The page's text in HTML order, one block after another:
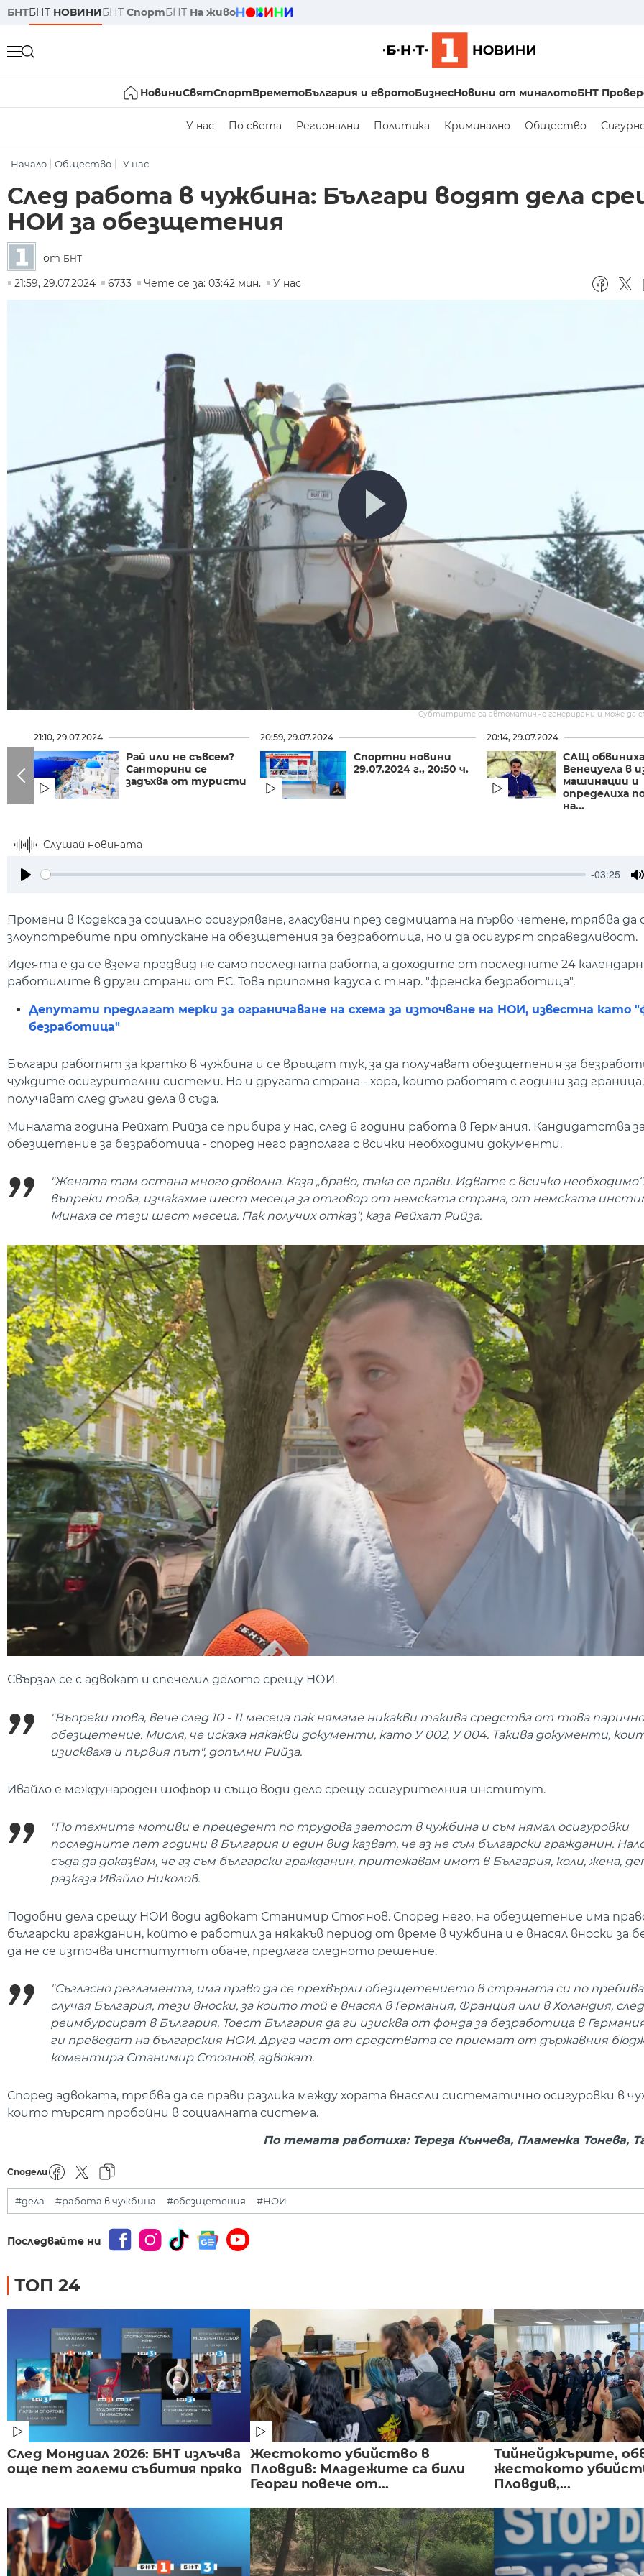
БНТБНТ НОВИНИБНТ СпортБНТ На живо
НовиниСвятСпортВреметоБългария и евротоБизнесНовини от миналотоБНТ
У нас По света Регионални Политика Криминално Общество
Начало Общество У нас
След работа в чужбина: Българи водят дела
НОИ за обезщетения
от БНТ
21:59, 29.07.2024
6733 Чете се за: 03:42 мин. У нас
Субтитрите са автоматично генерирани и може да
21:10, 29.07.2024
Рай или не съвсем?
Санторини се
задъхва от туристи
20:59, 29.07.2024
Спортни новини
29.07.2024 г., 20:50 ч.
20:14, 29.07.2024
САЩ обвиниха
Венецуела в
машинации и
определиха
на...
Слушай новината
-03:25
Промени в Кодекса за социално осигуряване, гласувани през седмицата на първо четене, трябва да
злоупотребите при отпускане на обезщетения за безработица, но и да осигурят справедливост.
Идеята е да се взема предвид не само последната работа, а доходите от последните 24
работилите в други страни от ЕС. Това припомня казуса с т.нар. "френска безработица".
Депутати предлагат мерки за ограничаване на схема за източване на НОИ, известна като
безработица"
Българи работят за кратко в чужбина и се връщат тук, за да получават обезщетения за
чуждите осигурителни системи. Но и другата страна - хора, които работят с години зад
получават след дълги дела в съда.
Миналата година Рейхат Рийза се прибира у нас, след 6 години работа в Германия. Кандидатства за
обезщетение за безработица - според него разполага с всички необходими документи.
"Жената там остана много доволна. Каза „браво, така се прави. Идвате с всичко
въпреки това, изчакахме шест месеца за отговор от немската страна, от немската
Минаха се тези шест месеца. Пак получих отказ", каза Рейхат Рийза.
Свързал се с адвокат и спечелил делото срещу НОИ.
"Въпреки това, вече след 10 - 11 месеца пак нямаме никакви такива средства от това парично
обезщетение. Мисля, че искаха някакви документи, като У 002, У 004. Такива документи,
изискваха и първия път", допълни Рийза.
Ивайло е международен шофьор и също води дело срещу осигурителния институт.
"По техните мотиви е прецедент по трудова заетост в чужбина и съм нямал осигуровки
последните пет години в България и един вид казват, че аз не съм български гражданин.
съда да доказвам, че аз съм български гражданин, притежавам имот в България, коли, жена,
разказа Ивайло Николов.
Подобни дела срещу НОИ води адвокат Станимир Стоянов. Според него, на обезщетение има
български гражданин, който е работил за някакъв период от време в чужбина и е внасял вноски за
да не се източва институтът обаче, предлага следното решение.
"Съгласно регламента, има право да се прехвърли обезщетението в страната си по
случая България, тези вноски, за които той е внасял в Германия, Франция или в Холандия,
реимбурсират в България. Тоест България да ги изисква от фонда за безработица в
ги преведат на българския НОИ. Друга част от средствата се приемат от държавния
коментира Станимир Стоянов, адвокат.
Според адвоката, трябва да се прави разлика между хората внасяли систематично осигуровки в
които търсят пробойни в социалната система.
По темата работиха: Тереза Кънчева, Пламенка Тонева,
Сподели
#дела #работа в чужбина #обезщетения #НОИ
Последвайте ни
ТОП 24
След Мондиал 2026: БНТ излъчва
още пет големи събития пряко
Жестокото убийство в
Пловдив: Младежите са били
Георги повече от...
Тийнейджърите,
жестокото
Пловдив,...